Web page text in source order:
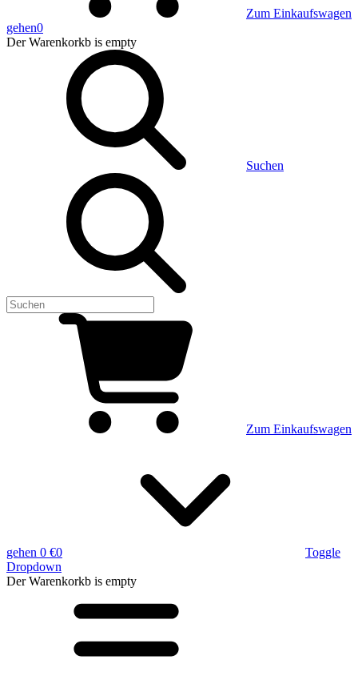
Zum Einkaufswagen
gehen0
Der Warenkorkb is empty
Suchen
Zum Einkaufswagen
gehen 0 €0
Toggle
Dropdown
Der Warenkorkb is empty